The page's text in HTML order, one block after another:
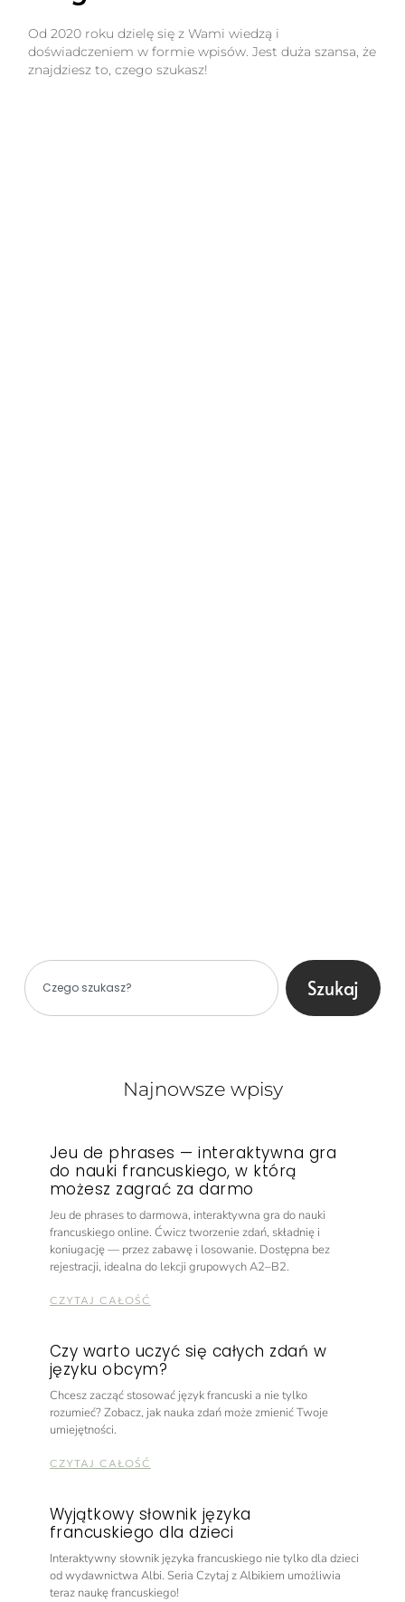
Od 2020 roku dzielę się z Wami wiedzą i
doświadczeniem w formie wpisów. Jest duża szansa, że
znajdziesz to, czego szukasz!
Szukaj
Najnowsze wpisy
Jeu de phrases — interaktywna gra
do nauki francuskiego, w którą
możesz zagrać za darmo
Jeu de phrases to darmowa, interaktywna gra do nauki
francuskiego online. Ćwicz tworzenie zdań, składnię i
koniugację — przez zabawę i losowanie. Dostępna bez
rejestracji, idealna do lekcji grupowych A2–B2.
CZYTAJ CAŁOŚĆ
Czy warto uczyć się całych zdań w
języku obcym?
Chcesz zacząć stosować język francuski a nie tylko
rozumieć? Zobacz, jak nauka zdań może zmienić Twoje
umiejętności.
CZYTAJ CAŁOŚĆ
Wyjątkowy słownik języka
francuskiego dla dzieci
Interaktywny słownik języka francuskiego nie tylko dla dzieci
od wydawnictwa Albi. Seria Czytaj z Albikiem umożliwia
teraz naukę francuskiego!